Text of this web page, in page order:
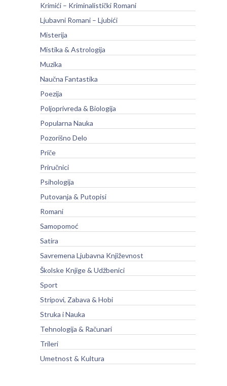
Krimići – Kriminalistički Romani
Ljubavni Romani – Ljubići
Misterija
Mistika & Astrologija
Muzika
Naučna Fantastika
Poezija
Poljoprivreda & Biologija
Popularna Nauka
Pozorišno Delo
Priče
Priručnici
Psihologija
Putovanja & Putopisi
Romani
Samopomoć
Satira
Savremena Ljubavna Književnost
Školske Knjige & Udžbenici
Sport
Stripovi, Zabava & Hobi
Struka i Nauka
Tehnologija & Računari
Trileri
Umetnost & Kultura